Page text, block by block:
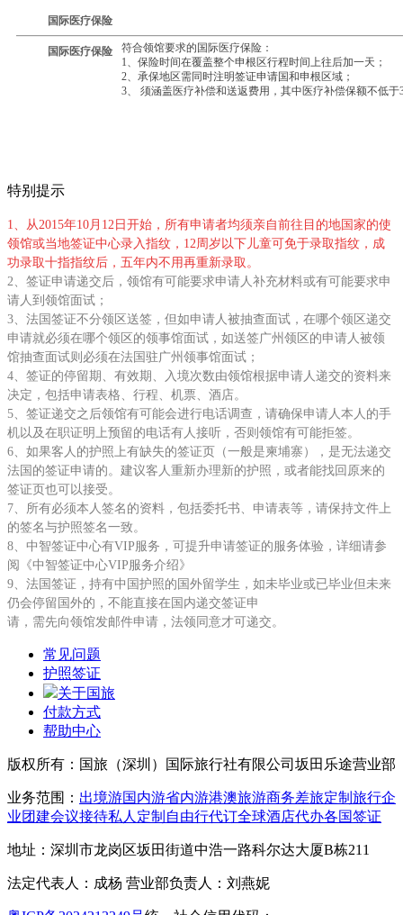
国际医疗保险
国际医疗保险
符合领馆要求的国际医疗保险：
1、保险时间在覆盖整个申根区行程时间上往后加一天；
2、承保地区需同时注明签证申请国和申根区域；
3、 须涵盖医疗补偿和送返费用，其中医疗补偿保额不低
特别提示
1、从2015年10月12日开始，所有申请者均须亲自前往目的地国家的使
领馆或当地签证中心录入指纹，12周岁以下儿童可免于录取指纹， 成
功录取十指指纹后，五年内不用再重新录取。
2、签证申请递交后，领馆有可能要求申请人补充材料或有可能要求申
请人到领馆面试；
3、法国签证不分领区送签，但如申请人被抽查面试，在哪个领区递交
申请就必须在哪个领区的领事馆面试，如送签广州领区的申请人被领
馆抽查面试则必须在法国驻广州领事馆面试；
4、签证的停留期、有效期、入境次数由领馆根据申请人递交的资料来
决定，包括申请表格、行程、机票、酒店。
5、签证递交之后领馆有可能会进行电话调查，请确保申请人本人的手
机以及在职证明上预留的电话有人接听，否则领馆有可能拒签。
6、如果客人的护照上有缺失的签证页（一般是柬埔寨），是无法递交
法国的签证申请的。建议客人重新办理新的护照，或者能找回原来的
签证页也可以接受。
7、所有必须本人签名的资料，包括委托书、申请表等，请保持文件上
的签名与护照签名一致。
8、 中智签证中心有VIP服务，可提升申请签证的服务体验，详细请参
阅《中智签证中心VIP服务介绍》
9、法国签证，持有中国护照的国外留学生，如未毕业或已毕业但未来
仍会停留国外的，不能直接在国内递交签证申
请，需先向领馆发邮件申请，法领同意才可递交。
常见问题
护照签证
关于国旅
付款方式
帮助中心
版权所有：国旅（深圳）国际旅行社有限公司坂田乐途营业部
业务范围： 出境游国内游省内游港澳旅游商务差旅定制旅行企
业团建会议接待私人定制 自由行代订全球酒店代办各国签证
地址：深圳市龙岗区坂田街道中浩一路科尔达大厦B栋211
法定代表人：成杨 营业部负责人：刘燕妮